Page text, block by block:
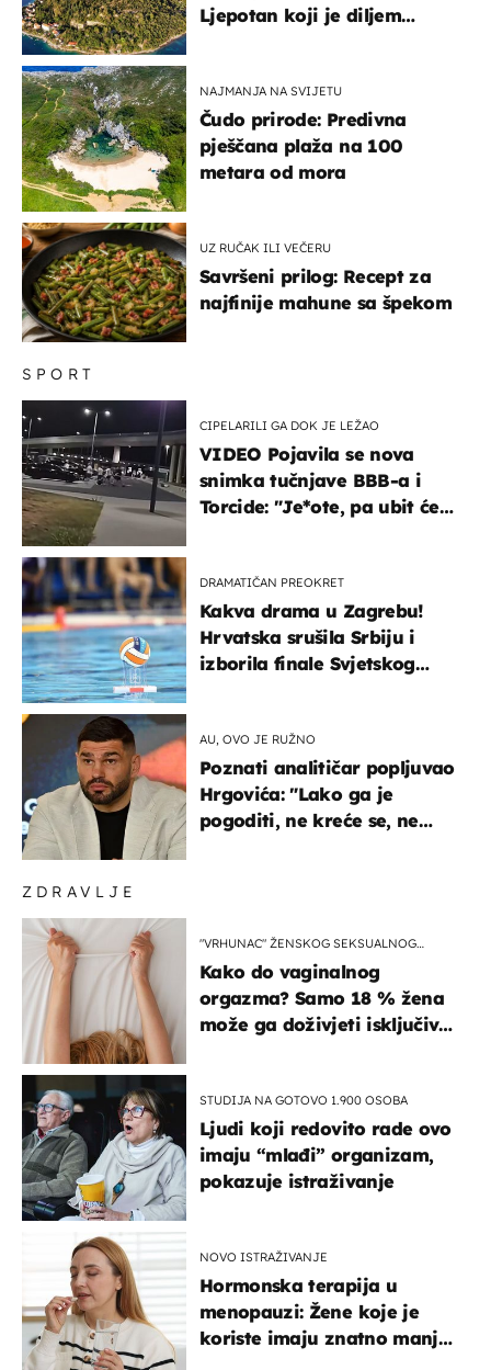
ZDRAVLJE
"VRHUNAC" ŽENSKOG SEKSUALNOG
Kako do vaginalnog
orgazma? Samo 18 % žena
može ga doživjeti isključivo
STUDIJA NA GOTOVO 1.900 OSOBA
Ljudi koji redovito rade ovo
imaju “mlađi” organizam,
pokazuje istraživanje
NOVO ISTRAŽIVANJE
Hormonska terapija u
menopauzi: Žene koje je
koriste imaju znatno manji
SPORT
CIPELARILI GA DOK JE LEŽAO
VIDEO Pojavila se nova
snimka tučnjave BBB-a i
Torcide: "Je*ote, pa ubit će
DRAMATIČAN PREOKRET
Kakva drama u Zagrebu!
Hrvatska srušila Srbiju i
izborila finale Svjetskog
AU, OVO JE RUŽNO
Poznati analitičar popljuvao
Hrgovića: "Lako ga je
pogoditi, ne kreće se, ne
Ljepotan koji je diljem
NAJMANJA NA SVIJETU
Čudo prirode: Predivna
pješčana plaža na 100
metara od mora
UZ RUČAK ILI VEČERU
Savršeni prilog: Recept za
najfinije mahune sa špekom